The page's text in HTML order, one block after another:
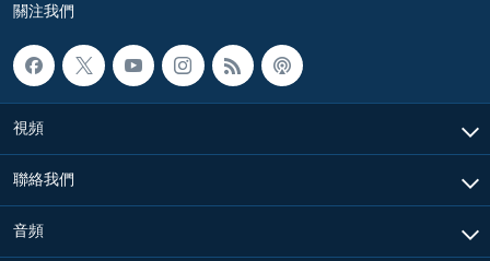
關注我們
視頻
聯絡我們
音頻